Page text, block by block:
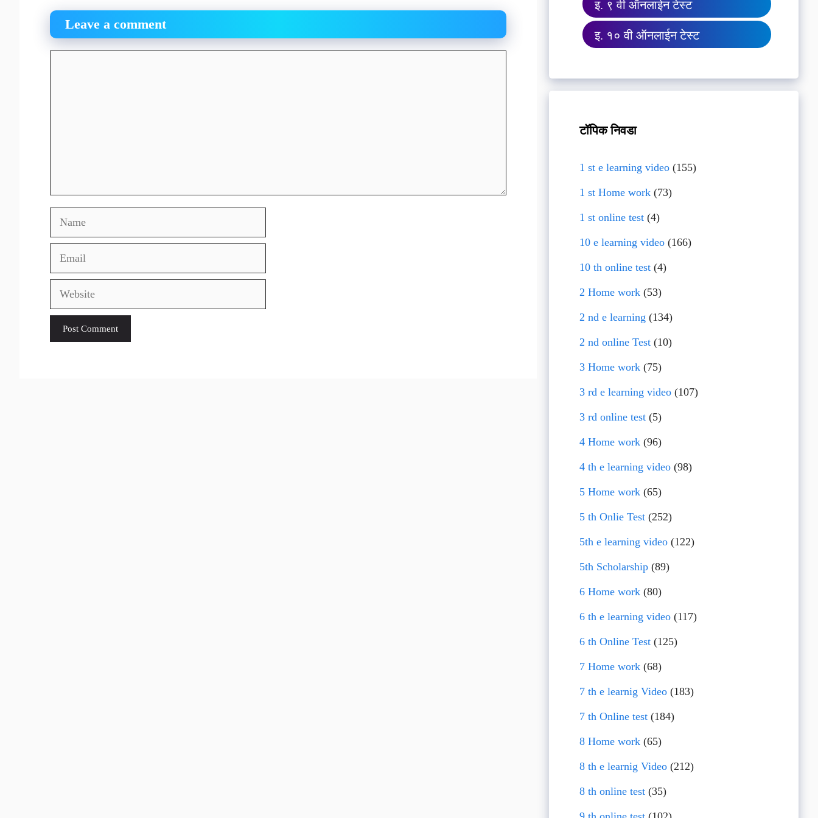
Leave a comment
Name
Email
Website
इ. ९ वी ऑनलाईन टेस्ट
इ. १० वी ऑनलाईन टेस्ट
टॉपिक निवडा
1 st e learning video(155)
1 st Home work(73)
1 st online test(4)
10 e learning video(166)
10 th online test(4)
2 Home work(53)
2 nd e learning (134)
2 nd online Test(10)
3 Home work(75)
3 rd e learning video(107)
3 rd online test(5)
4 Home work(96)
4 th e learning video(98)
5 Home work(65)
5 th Onlie Test(252)
5th e learning video(122)
5th Scholarship(89)
6 Home work(80)
6 th e learning video(117)
6 th Online Test(125)
7 Home work(68)
7 th e learnig Video(183)
7 th Online test(184)
8 Home work(65)
8 th e learnig Video(212)
8 th online test(35)